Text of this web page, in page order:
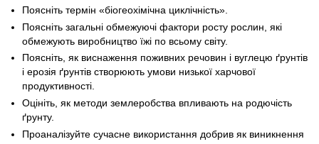
Поясніть термін «біогеохімічна циклічність».
Поясніть загальні обмежуючі фактори росту рослин, які
обмежують виробництво їжі по всьому світу.
Поясніть, як виснаження поживних речовин і вуглецю ґрунтів
і ерозія ґрунтів створюють умови низької харчової
продуктивності.
Оцініть, як методи землеробства впливають на родючість
ґрунту.
Проаналізуйте сучасне використання добрив як виникнення